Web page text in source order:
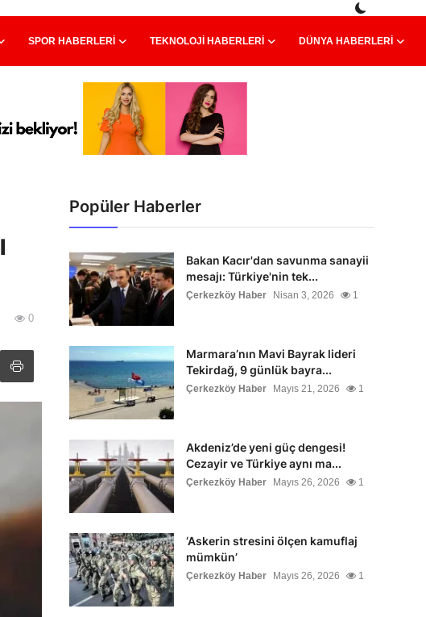
SPOR HABERLERI TEKNOLOJI HABERLERI DÜNYA HABERLERI
0
Popüler Haberler
Bakan Kacır'dan savunma sanayii
mesajı: Türkiye'nin tek...
Çerkezköy Haber Nisan 3, 2026 1
Marmara’nın Mavi Bayrak lideri
Tekirdağ, 9 günlük bayra...
Çerkezköy Haber Mayıs 21, 2026 1
Akdeniz’de yeni güç dengesi!
Cezayir ve Türkiye aynı ma...
Çerkezköy Haber Mayıs 26, 2026 1
‘Askerin stresini ölçen kamuflaj
mümkün’
Çerkezköy Haber Mayıs 26, 2026 1